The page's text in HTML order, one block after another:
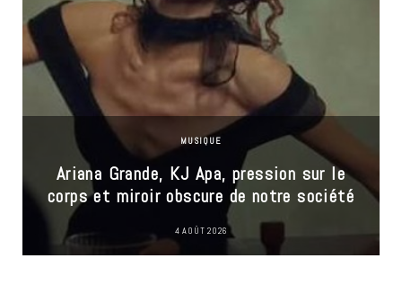
MUSIQUE
Ariana Grande, KJ Apa, pression sur le
corps et miroir obscure de notre société
4 AOÛT 2026